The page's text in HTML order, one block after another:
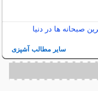
صبحانه ها در دنیا
سایر مطالب آشپزی